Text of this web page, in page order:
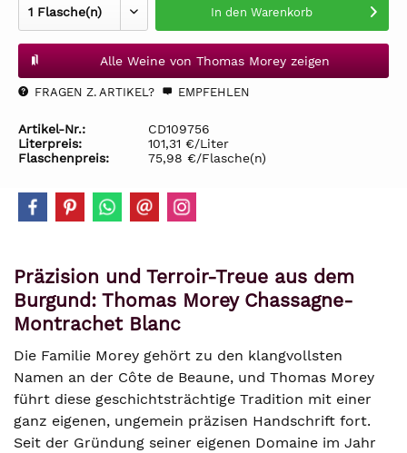
In den Warenkorb
Alle Weine von Thomas Morey zeigen
FRAGEN Z. ARTIKEL? EMPFEHLEN
Artikel-Nr.:
CD109756
Literpreis:
101,31 €/Liter
Flaschenpreis:
75,98 €/Flasche(n)
Präzision und Terroir-Treue aus dem
Burgund: Thomas Morey Chassagne-
Montrachet Blanc
Die Familie Morey gehört zu den klangvollsten
Namen an der Côte de Beaune, und Thomas Morey
führt diese geschichtsträchtige Tradition mit einer
ganz eigenen, ungemein präzisen Handschrift fort.
Seit der Gründung seiner eigenen Domaine im Jahr